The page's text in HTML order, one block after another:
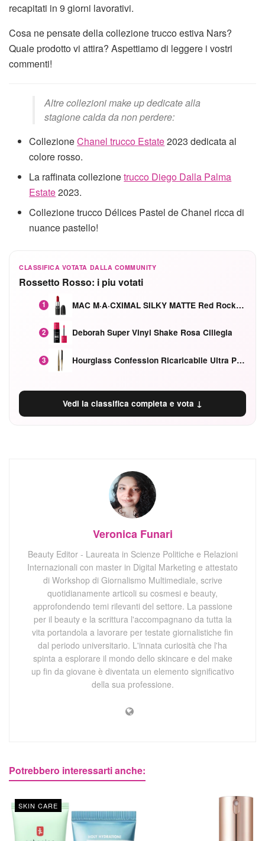
recapitati in 9 giorni lavorativi.
Cosa ne pensate della collezione trucco estiva Nars?
Quale prodotto vi attira? Aspettiamo di leggere i vostri
commenti!
Altre collezioni make up dedicate alla
stagione calda da non perdere:
CollezioneChanel trucco Estate2023 dedicata al
colore rosso.
La raffinata collezionetrucco Diego Dalla Palma
Estate2023.
Collezione trucco Délices Pastel de Chanel ricca di
nuance pastello!
CLASSIFICA VOTATA DALLA COMMUNITY
Rossetto Rosso: i piu votati
1 MAC M·A·CXIMAL SILKY MATTE Red Rock mat
2 Deborah Super Vinyl Shake Rosa Ciliegia
3 Hourglass Confession Ricaricabile Ultra Preciso Ad Alta Intensità Secretly Classic Red
Vedi la classifica completa e vota ↓
Veronica Funari
Beauty Editor - Laureata in Scienze Politiche e Relazioni
Internazionali con master in Digital Marketing e attestato
di Workshop di Giornalismo Multimediale, scrive
quotidianamente articoli su cosmesi e beauty,
approfondendo temi rilevanti del settore. La passione
per il beauty e la scrittura l'accompagnano da tutta la
vita portandola a lavorare per testate giornalistiche fin
dal periodo universitario. L'innata curiosità che l'ha
spinta a esplorare il mondo dello skincare e del make
up fin da giovane è diventata un elemento significativo
della sua professione.
Potrebbero interessarti anche:
SKIN CARE